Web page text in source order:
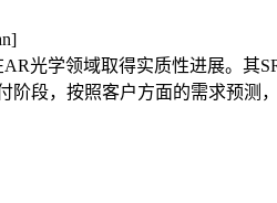
光学领域取得实质性进展。其
阶段，按照客户方面的需求预测